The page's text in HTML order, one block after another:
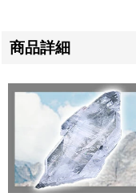
商品詳細